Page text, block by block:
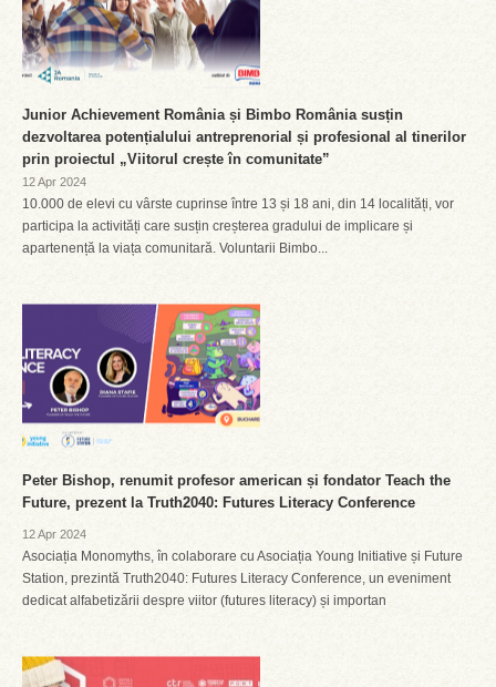
Junior Achievement România și Bimbo România susțin
dezvoltarea potențialului antreprenorial și profesional al tinerilor
prin proiectul „Viitorul crește în comunitate”
12 Apr 2024
10.000 de elevi cu vârste cuprinse între 13 și 18 ani, din 14 localități, vor
participa la activități care susțin creșterea gradului de implicare și
apartenență la viața comunitară. Voluntarii Bimbo...
Peter Bishop, renumit profesor american și fondator Teach the
Future, prezent la Truth2040: Futures Literacy Conference
12 Apr 2024
Asociația Monomyths, în colaborare cu Asociația Young Initiative și Future
Station, prezintă Truth2040: Futures Literacy Conference, un eveniment
dedicat alfabetizării despre viitor (futures literacy) și importan